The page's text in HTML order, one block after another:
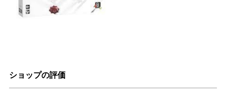
ショップの評価